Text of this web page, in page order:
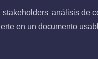
análisis de
en un documento